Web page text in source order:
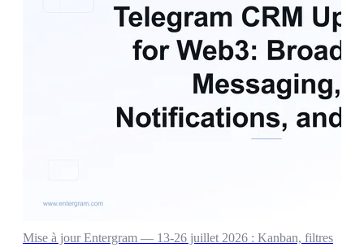
Mise à jour Entergram — 13-26 juillet 2026 : Kanban, filtres